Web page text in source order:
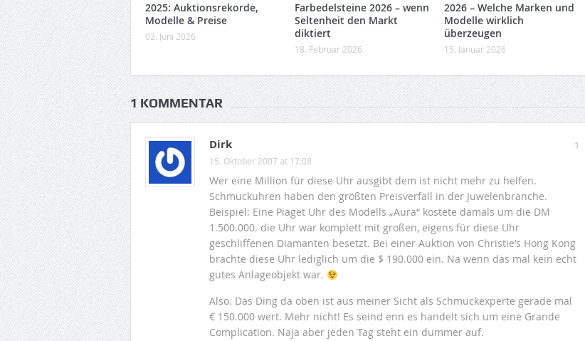
2025: Auktionsrekorde,
Modelle & Preise
02. Juni 2026
Farbedelsteine 2026 – wenn
Seltenheit den Markt
diktiert
18. Februar 2026
2026 – Welche Marken und
Modelle wirklich
überzeugen
15. Januar 2026
1 KOMMENTAR
1
Dirk
15. Oktober 2007 at 17:08
Wer eine Million für diese Uhr ausgibt dem ist nicht mehr zu helfen.
Schmuckuhren haben den größten Preisverfall in der Juwelenbranche.
Beispiel: Eine Piaget Uhr des Modells „Aura“ kostete damals um die DM
1.500.000. die Uhr war komplett mit großen, eigens für diese Uhr
geschliffenen Diamanten besetzt. Bei einer Auktion von Christie’s Hong Kong
brachte diese Uhr lediglich um die $ 190.000 ein. Na wenn das mal kein echt
gutes Anlageobjekt war.
Also. Das Ding da oben ist aus meiner Sicht als Schmuckexperte gerade mal
€ 150.000 wert. Mehr nicht! Es seind enn es handelt sich um eine Grande
Complication. Naja aber jeden Tag steht ein dummer auf.